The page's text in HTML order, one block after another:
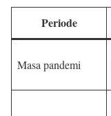
Periode
Masa pandemi